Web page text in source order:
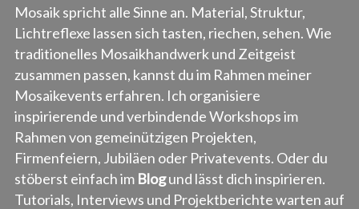
Mosaik spricht alle Sinne an. Material, Struktur,
Lichtreflexe lassen sich tasten, riechen, sehen. Wie
traditionelles Mosaikhandwerk und Zeitgeist
zusammen passen, kannst du im Rahmen meiner
Mosaikevents erfahren. Ich organisiere
inspirierende und verbindende Workshops im
Rahmen von gemeinützigen Projekten,
Firmenfeiern, Jubiläen oder Privatevents. Oder du
stöberst einfach im Blogund lässt dich inspirieren.
Tutorials, Interviews und Projektberichte warten auf